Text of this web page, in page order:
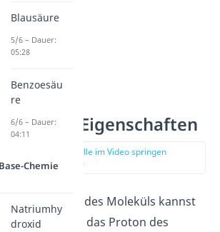
Eigenschaften
zur Stelle im Video springen
(02:20)
dem Aufbau des Moleküls kannst
du ableiten, dass das Proton des
Blausäure
5/6 – Dauer:
05:28
Benzoesäu
re
6/6 – Dauer:
04:11
Chemie
Natriumhy
droxid